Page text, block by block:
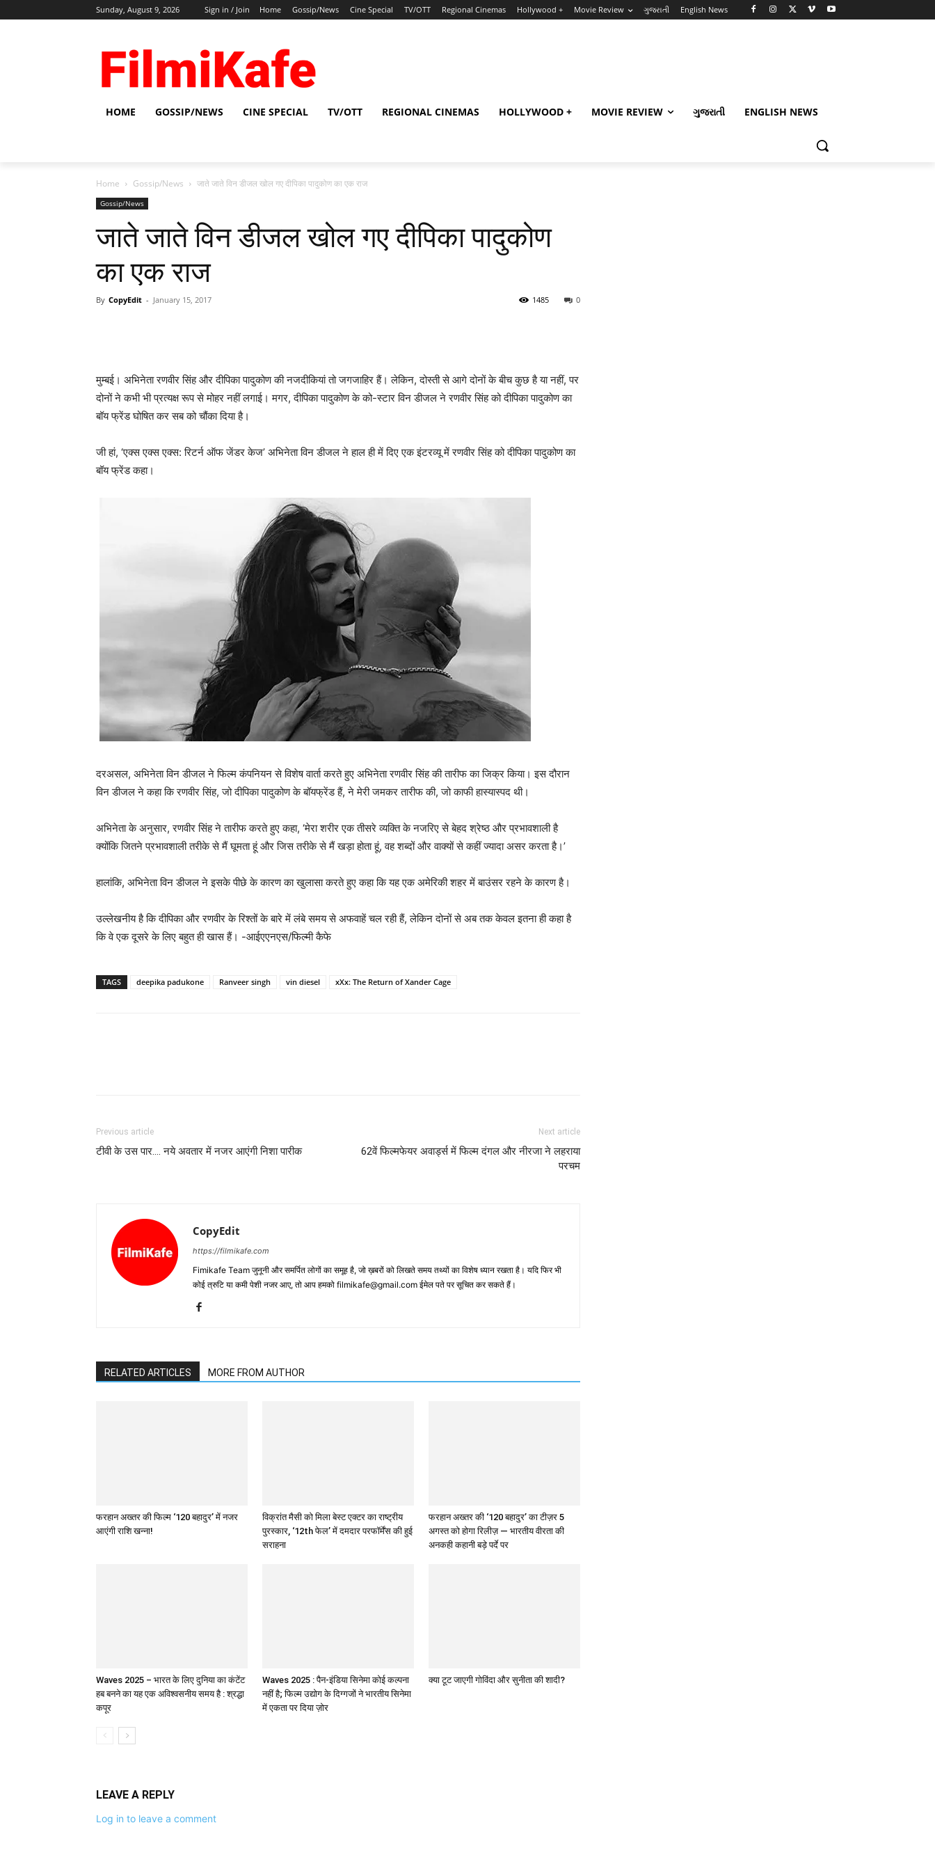
Sunday, August 9, 2026 Sign in / Join Home Gossip/News Cine Special TV/OTT Regional Cinemas Hollywood + Movie Review ગુજરાતી English News
HOME GOSSIP/NEWS CINE SPECIAL TV/OTT REGIONAL CINEMAS HOLLYWOOD + MOVIE REVIEW ગુજરાતી ENGLISH NEWS
Home Gossip/News जाते जाते विन डीजल खोल गए दीपिका पादुकोण का एक राज
Gossip/News
जाते जाते विन डीजल खोल गए दीपिका पादुकोण
का एक राज
By CopyEdit - January 15, 2017 0
1485
मुम्‍बई। अभिनेता रणवीर सिंह और दीपिका पादुकोण की नजदीकियां तो जगजाहिर हैं। लेकिन, दोस्‍ती से आगे दोनों के बीच कुछ है या नहीं, पर
दोनों ने कभी भी प्रत्‍यक्ष रूप से मोहर नहीं लगाई। मगर, दीपिका पादुकोण के को-स्‍टार विन डीजल ने रणवीर सिंह को दीपिका पादुकोण का
बॉय फ्रेंड घोषित कर सब को चौंका दिया है।
जी हां, ‘एक्स एक्स एक्स: रिटर्न ऑफ जेंडर केज’ अभिनेता विन डीजल ने हाल ही में दिए एक इंटरव्‍यू में रणवीर सिंह को दीपिका पादुकोण का
बॉय फ्रेंड कहा।
दरअसल, अभिनेता विन डीजल ने फिल्म कंपनियन से विशेष वार्ता करते हुए अभिनेता रणवीर सिंह की तारीफ का जिक्र किया। इस दौरान
विन डीजल ने कहा कि रणवीर सिंह, जो दीपिका पादुकोण के बॉयफ्रेंड हैं, ने मेरी जमकर तारीफ की, जो काफी हास्‍यास्‍पद थी।
अभिनेता के अनुसार, रणवीर सिंह ने तारीफ करते हुए कहा, ‘मेरा शरीर एक तीसरे व्यक्ति के नजरिए से बेहद श्रेष्ठ और प्रभावशाली है
क्योंकि जितने प्रभावशाली तरीके से मैं घूमता हूं और जिस तरीके से मैं खड़ा होता हूं, वह शब्दों और वाक्यों से कहीं ज्यादा असर करता है।’
हालांकि, अभिनेता विन डीजल ने इसके पीछे के कारण का खुलासा करते हुए कहा कि यह एक अमेरिकी शहर में बाउंसर रहने के कारण है।
उल्‍लेखनीय है कि दीपिका और रणवीर के रिश्तों के बारे में लंबे समय से अफवाहें चल रही हैं, लेकिन दोनों से अब तक केवल इतना ही कहा है
कि वे एक दूसरे के लिए बहुत ही खास हैं। -आईएएनएस/फिल्‍मी कैफे
TAGS deepika padukone Ranveer singh vin diesel xXx: The Return of Xander Cage
Previous article
टीवी के उस पार…. नये अवतार में नजर आएंगी निशा पारीक
Next article
62वें फिल्‍मफेयर अवार्ड्स में फिल्‍म दंगल और नीरजा ने लहराया
परचम
CopyEdit
https://filmikafe.com
Fimikafe Team जुनूनी और समर्पित लोगों का समूह है, जो ख़बरों को लिखते समय तथ्‍यों का विशेष ध्‍यान रखता है। यदि फिर भी
कोई त्रुटि या कमी पेशी नजर आए, तो आप हमको filmikafe@gmail.com ईमेल पते पर सूचित कर सकते हैं।
RELATED ARTICLES MORE FROM AUTHOR
फरहान अख्तर की फिल्म ‘120 बहादुर’ में नजर
आएंगी राशि खन्ना!
विक्रांत मैसी को मिला बेस्ट एक्टर का राष्ट्रीय
पुरस्कार, ‘12th फेल’ में दमदार परफॉर्मेंस की हुई
सराहना
फरहान अख्तर की ‘120 बहादुर’ का टीज़र 5
अगस्त को होगा रिलीज़ — भारतीय वीरता की
अनकही कहानी बड़े पर्दे पर
Waves 2025 – भारत के लिए दुनिया का कंटेंट
हब बनने का यह एक अविश्वसनीय समय है : श्रद्धा
कपूर
Waves 2025 : पैन-इंडिया सिनेमा कोई कल्पना
नहीं है; फिल्म उद्योग के दिग्गजों ने भारतीय सिनेमा
में एकता पर दिया ज़ोर
क्या टूट जाएगी गोविंदा और सुनीता की शादी?
LEAVE A REPLY
Log in to leave a comment